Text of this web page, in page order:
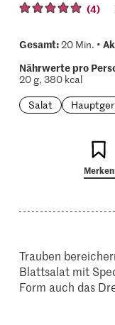
(4)
Gesamt:20 Min. •
Nährwerte pro
20 g, 380 kcal
Salat
Merken
Trauben
Blattsalat mit
Form auch das